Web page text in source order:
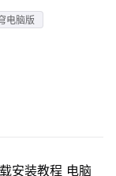
电脑版
安装教程 电脑